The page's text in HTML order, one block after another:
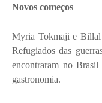
Novos começos
Myria Tokmaji e Billal
Refugiados das
encontraram no Brasil
gastronomia.